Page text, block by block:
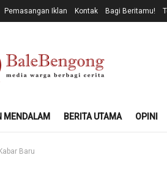
Pemasangan Iklan Kontak Bagi Beritamu!
MENDALAM BERITA UTAMA OPINI
Kabar Baru